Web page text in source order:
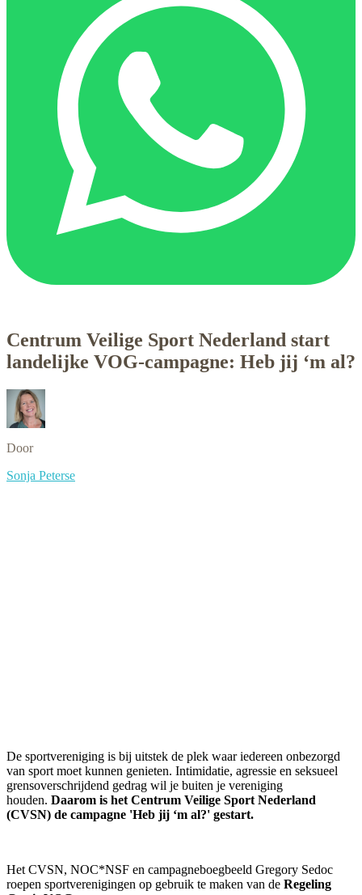
Centrum Veilige Sport Nederland start
landelijke VOG-campagne: Heb jij ‘m al?
Door
Sonja Peterse
De sportvereniging is bij uitstek de plek waar iedereen onbezorgd
van sport moet kunnen genieten. Intimidatie, agressie en seksueel
grensoverschrijdend gedrag wil je buiten je vereniging
houden. Daarom is het Centrum Veilige Sport Nederland
(CVSN) de campagne 'Heb jij ‘m al?' gestart.
Het CVSN, NOC*NSF en campagneboegbeeld Gregory Sedoc
roepen sportverenigingen op gebruik te maken van de Regeling